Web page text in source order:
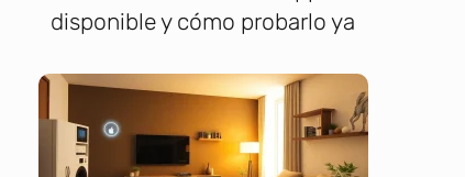
disponible y cómo probarlo ya